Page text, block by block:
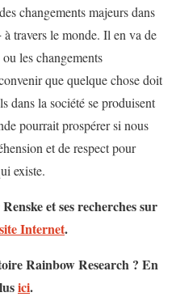
changements majeurs dans
travers le monde. Il en va de
les changements
que quelque chose doit
dans la société se produisent
pourrait prospérer si nous
et de respect pour
existe.
et ses recherches sur
site Internet.
Rainbow Research ? En
ici.